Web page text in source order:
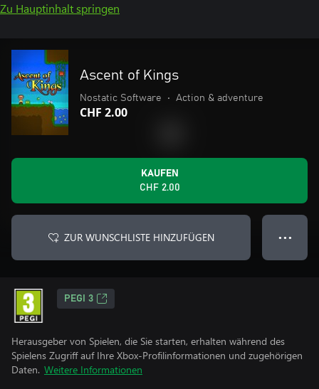
Zu Hauptinhalt springen
Ascent of Kings
Nostatic Software • Action & adventure
CHF 2.00
KAUFEN
CHF 2.00
ZUR WUNSCHLISTE HINZUFÜGEN ● ● ●
PEGI 3
Herausgeber von Spielen, die Sie starten, erhalten während des
Spielens Zugriff auf Ihre Xbox-Profilinformationen und zugehörigen
Daten. Weitere Informationen